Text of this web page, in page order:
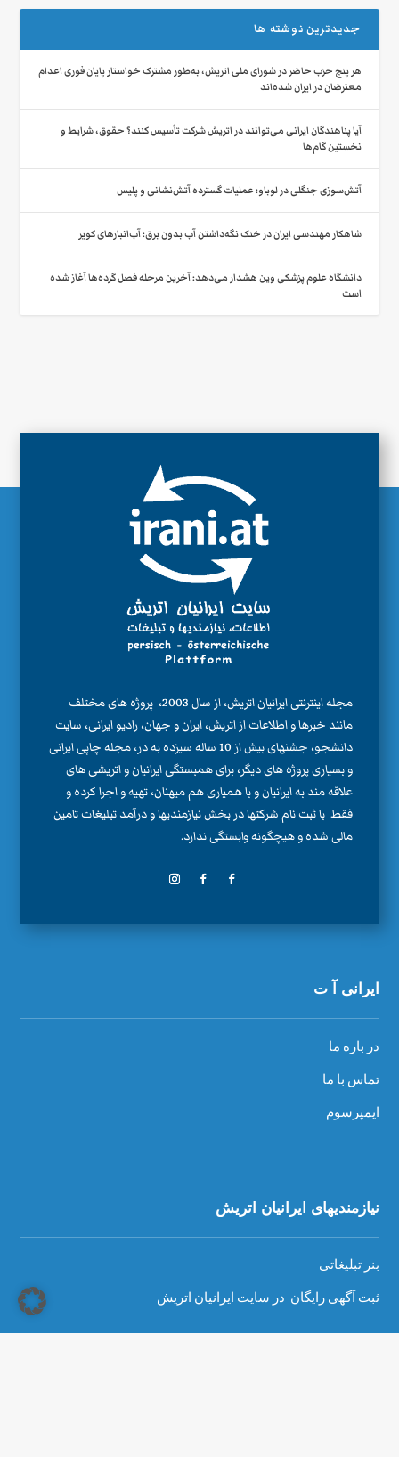
جدیدترین نوشته ها
هر پنج حزب حاضر در شورای ملی اتریش، به‌طور مشترک خواستار پایان فوری اعدام
معترضان در ایران شده‌اند
آیا پناهندگان ایرانی می‌توانند در اتریش شرکت تأسیس کنند؟ حقوق، شرایط و
نخستین گام‌ها
آتش‌سوزی جنگلی در لوباو: عملیات گسترده آتش‌نشانی و پلیس
شاهکار مهندسی ایران در خنک نگه‌داشتن آب بدون برق: آب‌انبارهای کویر
دانشگاه علوم پزشکی وین هشدار می‌دهد: آخرین مرحله فصل گرده‌ها آغاز شده
است
مجله اینترنتی ایرانیان اتریش، از سال 2003، پروژه های مختلف
مانند خبرها و اطلاعات از اتریش، ایران و جهان، رادیو ایرانی، سایت
دانشجو، جشنهای بیش از 10 ساله سیزده به در، مجله چاپی ایرانی
و بسیاری پروژه های دیگر، برای همبستگی ایرانیان و اتریشی های
علاقه مند به ایرانیان و با همیاری هم میهنان، تهیه و اجرا کرده و
فقط با ثبت نام شرکتها در بخش نیازمندیها و درآمد تبلیغات تامین
مالی شده و هیچگونه وابستگی ندارد.
ایرانی آ ت
در باره ما
تماس با ما
ایمپرسوم
نیازمندیهای ایرانیان اتریش
بنر تبلیغاتی
ثبت آگهی رایگان در سایت ایرانیان اتریش